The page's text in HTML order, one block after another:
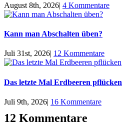
August 8th, 2026| 4 Kommentare
Kann man Abschalten üben?
Juli 31st, 2026| 12 Kommentare
Das letzte Mal Erdbeeren pflücken
Juli 9th, 2026| 16 Kommentare
12 Kommentare